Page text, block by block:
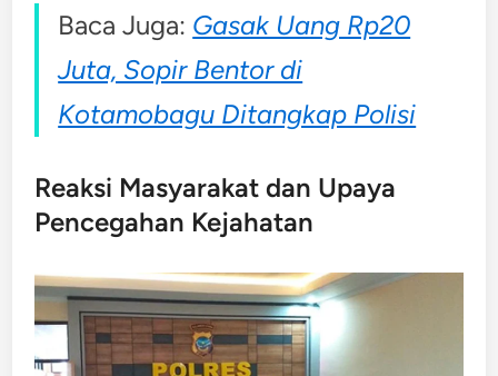
Baca Juga: Gasak Uang Rp20
Juta, Sopir Bentor di
Kotamobagu Ditangkap Polisi
Reaksi Masyarakat dan Upaya
Pencegahan Kejahatan